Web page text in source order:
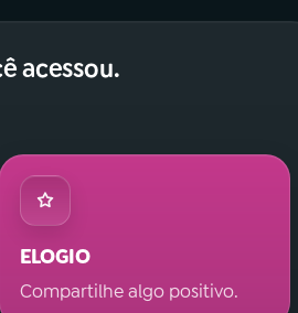
acessou.
ELOGIO
Compartilhe algo positivo.